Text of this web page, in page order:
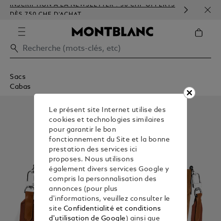
INSCRIPTION À LA NEWSLETTER : 50 CHF OFFERTS
DÈS 750 CHF D'ACHAT
Sacs
Cabas
Le présent site Internet utilise des
cookies et technologies similaires
pour garantir le bon
fonctionnement du Site et la bonne
prestation des services ici
proposes. Nous utilisons
également divers services Google y
compris la personnalisation des
annonces (pour plus
d'informations, veuillez consulter le
site Confidentialité et conditions
d'utilisation de Google) ainsi que